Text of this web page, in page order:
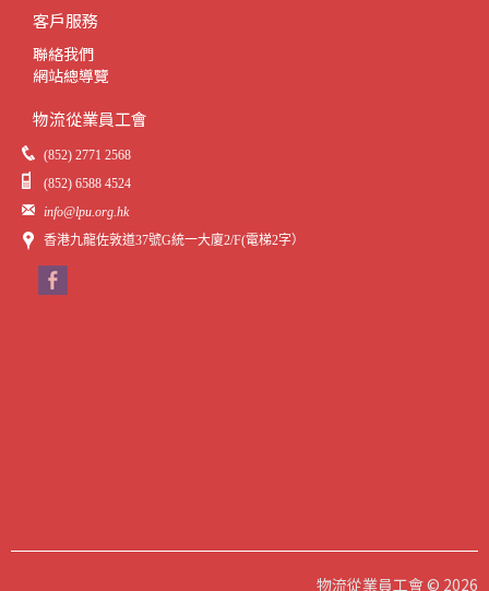
客戶服務
聯絡我們
網站總導覽
物流從業員工會
(852) 2771 2568
(852) 6588 4524
info@lpu.org.hk
香港九龍佐敦道37號G統一大廈2/F(電梯2字）
物流從業員工會 © 2026